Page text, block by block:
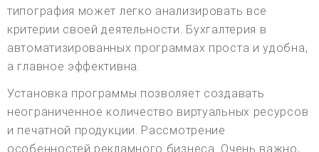
типография может легко анализировать все
критерии своей деятельности. Бухгалтерия в
автоматизированных программах проста и удобна,
а главное эффективна.
Установка программы позволяет создавать
неограниченное количество виртуальных ресурсов
и печатной продукции. Рассмотрение
особенностей рекламного бизнеса. Очень важно,